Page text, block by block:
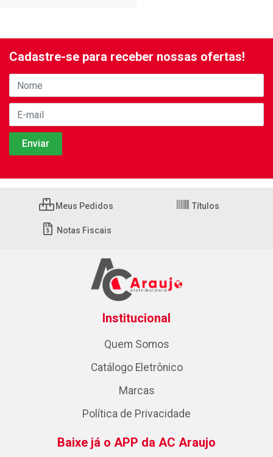
Cadastre-se para receber nossas ofertas!
Meus Pedidos Títulos
Notas Fiscais
Institucional
Quem Somos
Catálogo Eletrônico
Marcas
Política de Privacidade
Baixe já o APP da AC Araujo